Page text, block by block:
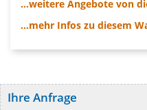
...weitere Angebote von
...mehr Infos zu diesem
Ihre Anfrage